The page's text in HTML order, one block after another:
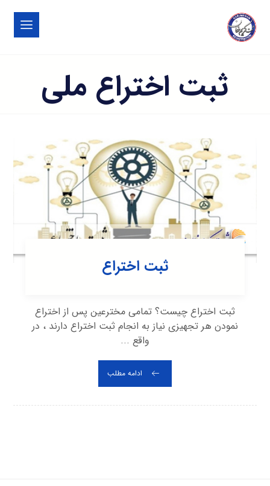
ثبت اختراع ملی
ثبت اختراع
ثبت اختراع چیست؟ تمامی مخترعین پس از اختراع
نمودن هر تجهیزی نیاز به انجام ثبت اختراع دارند ، در
واقع ...
ادامه مطلب